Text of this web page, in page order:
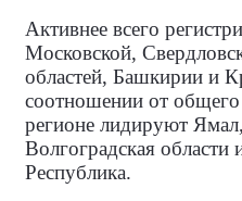
Активнее всего
Московской,
областей, Башкирии и
соотношении от общего
регионе лидируют
Волгоградская области
Республика.